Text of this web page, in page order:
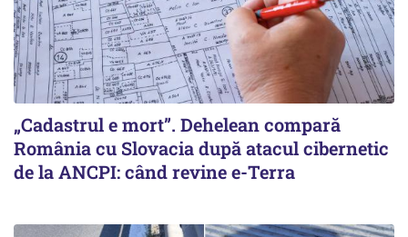
„Cadastrul e mort”. Dehelean compară
România cu Slovacia după atacul cibernetic
de la ANCPI: când revine e-Terra